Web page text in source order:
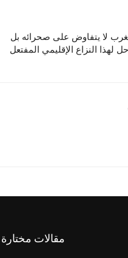
لا يتفاوض على صحرائه بل
النزاع الإقليمي المفتعل
مقالات مختارة